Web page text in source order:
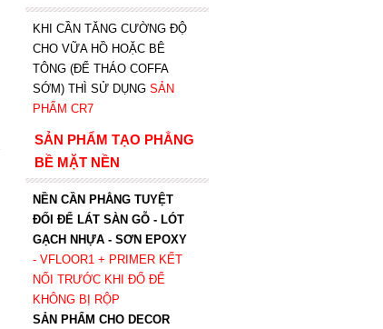
KHI CẦN TĂNG CƯỜNG ĐỘ
CHO VỮA HỒ HOẶC BÊ
TÔNG (ĐỂ THÁO COFFA
SỚM) THÌ SỬ DỤNG SẢN
PHẨM CR7
SẢN PHẨM TẠO PHẲNG
BỀ MẶT NỀN
NỀN CẦN PHẲNG TUYỆT
ĐỐI ĐỂ LÁT SÀN GỖ - LÓT
GẠCH NHỰA - SƠN EPOXY
- VFLOOR1+ PRIMER KẾT
NỐI TRƯỚC KHI ĐỔ ĐỂ
KHÔNG BỊ RỘP
SẢN PHẨM CHO DECOR